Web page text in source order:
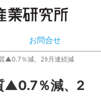
お問合せ
▲0.7％減、2ｶ月連続減
▲0.7％減、2